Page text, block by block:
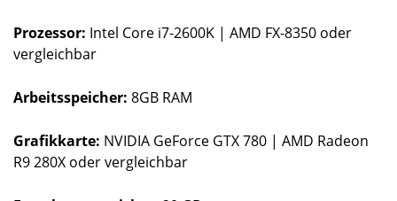
Prozessor: Intel Core i7-2600K | AMD FX-8350 oder
vergleichbar
Arbeitsspeicher: 8GB RAM
Grafikkarte: NVIDIA GeForce GTX 780 | AMD Radeon
R9 280X oder vergleichbar